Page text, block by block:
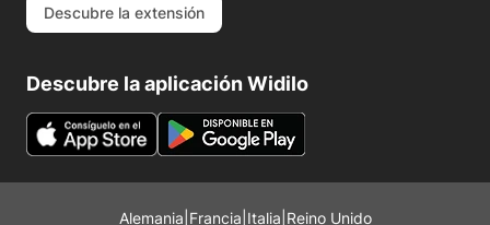
Descubre la extensión
Descubre la aplicación Widilo
Alemania Francia Italia Reino Unido